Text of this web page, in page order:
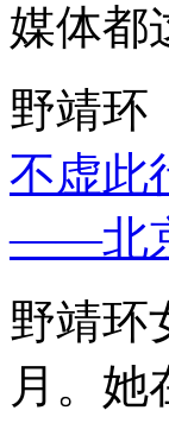
媒体都
野靖环
不虚此
——北
野靖环
月。她